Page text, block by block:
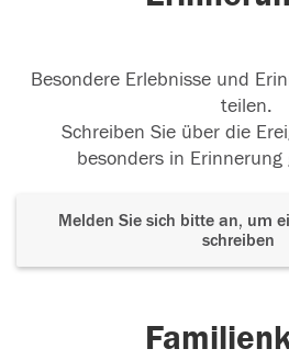
Besondere Erlebnisse und
teilen.
Schreiben Sie über die
besonders in
Melden Sie sich bitte an, um
schreiben